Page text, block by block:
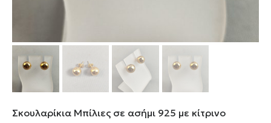
Σκουλαρίκια Μπίλιες σε ασήμι 925 με κίτρινο